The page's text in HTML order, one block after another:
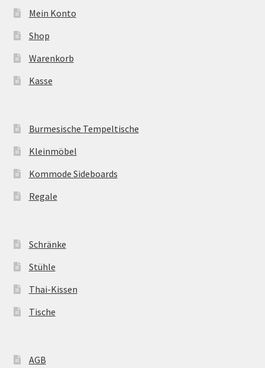
Mein Konto
Shop
Warenkorb
Kasse
Burmesische Tempeltische
Kleinmöbel
Kommode Sideboards
Regale
Schränke
Stühle
Thai-Kissen
Tische
AGB